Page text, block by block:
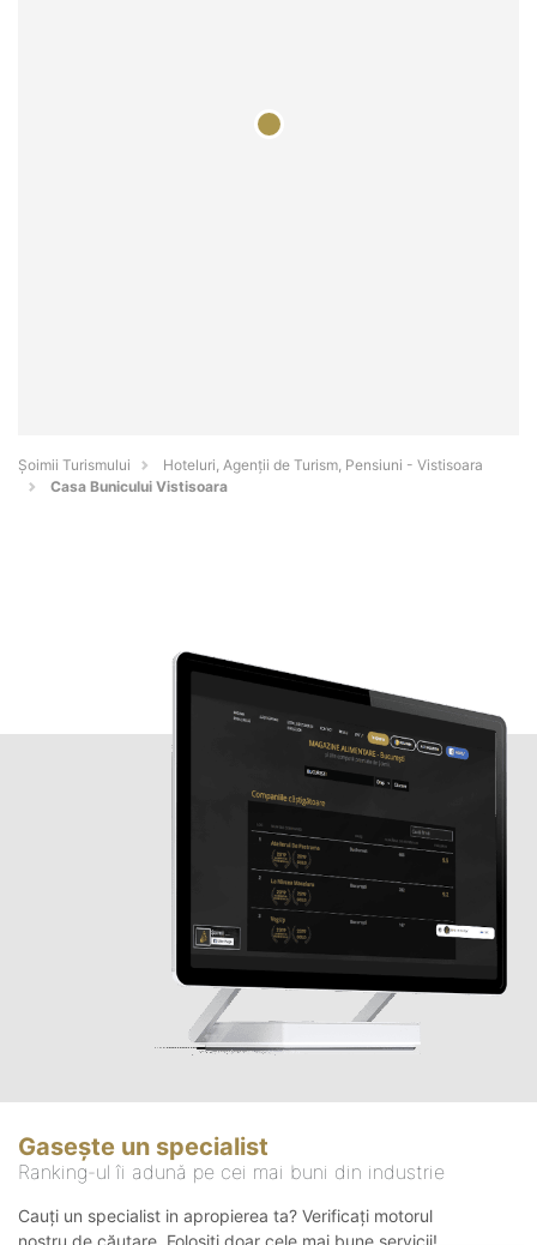
Șoimii Turismului
Hoteluri, Agenții de Turism, Pensiuni - Vistisoara
Casa Bunicului Vistisoara
Gasește un specialist
Ranking-ul îi adună pe cei mai buni din industrie
Cauți un specialist in apropierea ta? Verificați motorul
nostru de căutare. Folosiți doar cele mai bune servicii!